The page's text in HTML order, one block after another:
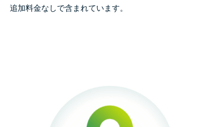
追加料金なしで含まれています。